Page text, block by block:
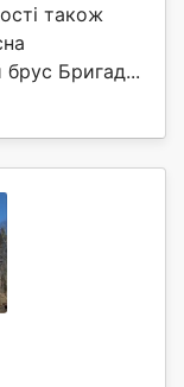
також
Бригад...